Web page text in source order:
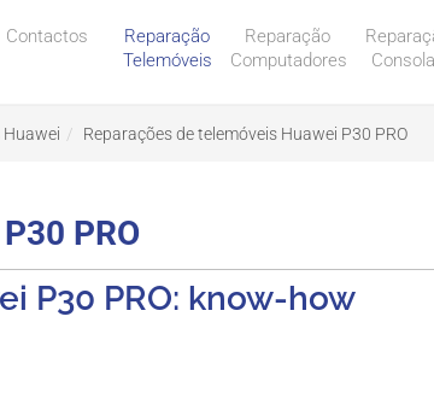
Contactos
Reparação
Telemóveis
Reparação
Computadores
Huawei Reparações de telemóveis Huawei P30 PRO
PRO
P30 PRO: know-how